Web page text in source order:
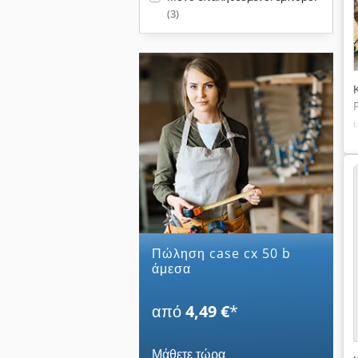
(3)
Πώληση case cx 50 b
άμεσα
από4,49 €*
Μάθετε τώρα